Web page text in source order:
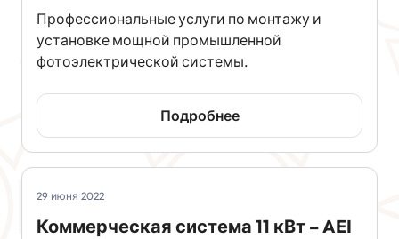
Профессиональные услуги по монтажу и
установке мощной промышленной
фотоэлектрической системы.
Подробнее
29 июня 2022
Коммерческая система 11 кВт – AEI